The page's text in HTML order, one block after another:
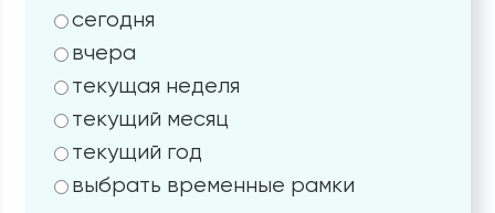
сегодня
вчера
текущая неделя
текущий месяц
текущий год
выбрать временные рамки